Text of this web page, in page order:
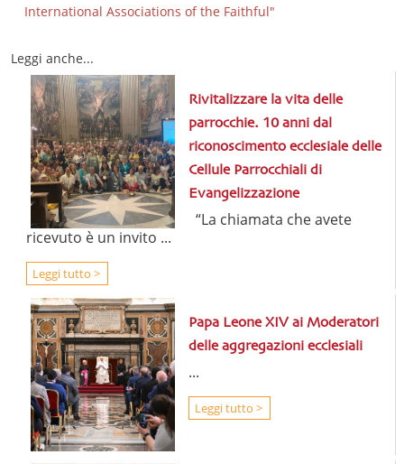
Leggi anche...
Rivitalizzare la vita delle
parrocchie. 10 anni dal
riconoscimento ecclesiale delle
Cellule Parrocchiali di
Evangelizzazione
“La chiamata che avete
ricevuto è un invito ...
Leggi tutto >
Papa Leone XIV ai Moderatori
delle aggregazioni ecclesiali
...
Leggi tutto >